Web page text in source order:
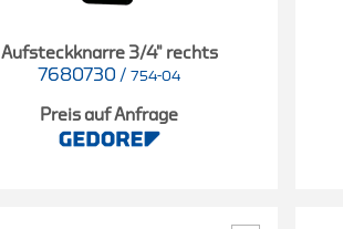
Aufsteckknarre 3/4" rechts
7680730 / 754-04
Preis auf Anfrage